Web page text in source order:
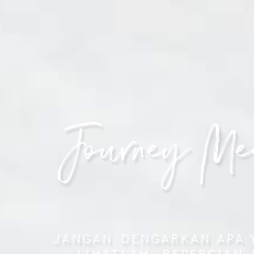
Journey
JANGAN DENGARKAN APA